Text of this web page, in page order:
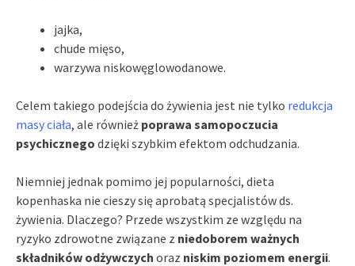
jajka,
chude mięso,
warzywa niskowęglowodanowe.
Celem takiego podejścia do żywienia jest nie tylko redukcja
masy ciała, ale również poprawa samopoczucia
psychicznego dzięki szybkim efektom odchudzania.
Niemniej jednak pomimo jej popularności, dieta
kopenhaska nie cieszy się aprobatą specjalistów ds.
żywienia. Dlaczego? Przede wszystkim ze względu na
ryzyko zdrowotne związane z niedoborem ważnych
składników odżywczych oraz niskim poziomem energii.